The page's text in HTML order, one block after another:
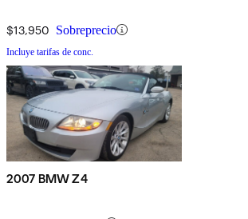
$13,950 Sobreprecio
Incluye tarifas de conc.
2007 BMW Z4